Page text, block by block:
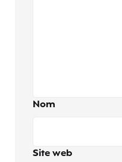
Nom
Site web